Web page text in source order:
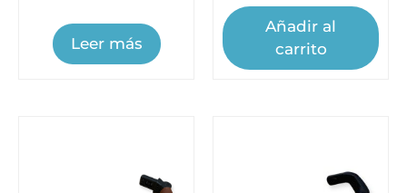
Leer más
Añadir al
carrito